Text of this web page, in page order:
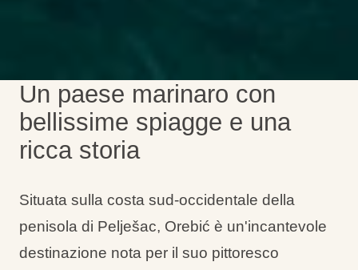
Un paese marinaro con
bellissime spiagge e una
ricca storia
Situata sulla costa sud-occidentale della
penisola di Pelješac, Orebić è un'incantevole
destinazione nota per il suo pittoresco